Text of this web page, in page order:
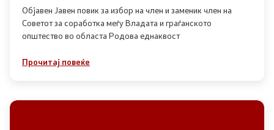
Финансиска поддршка
во областа Родова еднаквост
Објавен Јавен повик за избор на член и заменик член на
Советот за соработка меѓу Владата и граѓанското
општество во областа Родова еднаквост
Прочитај повеќе